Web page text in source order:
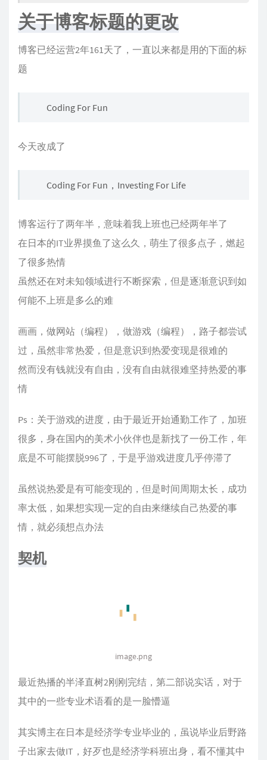
关于博客标题的更改
博客已经运营2年161天了，一直以来都是用的下面的标
题
Coding For Fun
今天改成了
Coding For Fun，Investing For Life
博客运行了两年半，意味着我上班也已经两年半了
在日本的IT业界摸鱼了这么久，萌生了很多点子，燃起
了很多热情
虽然还在对未知领域进行不断探索，但是逐渐意识到如
何能不上班是多么的难
画画，做网站（编程），做游戏（编程），路子都尝试
过，虽然非常热爱，但是意识到热爱变现是很难的
然而没有钱就没有自由，没有自由就很难坚持热爱的事
情
Ps：关于游戏的进度，由于最近开始通勤工作了，加班
很多，身在国内的美术小伙伴也是新找了一份工作，年
底是不可能摆脱996了，于是乎游戏进度几乎停滞了
虽然说热爱是有可能变现的，但是时间周期太长，成功
率太低，如果想实现一定的自由来继续自己热爱的事
情，就必须想点办法
契机
image.png
最近热播的半泽直树2刚刚完结，第二部说实话，对于
其中的一些专业术语看的是一脸懵逼
其实博主在日本是经济学专业毕业的，虽说毕业后野路
子出家去做IT，好歹也是经济学科班出身，看不懂其中